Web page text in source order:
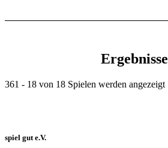
Ergebnisse
361 - 18 von 18 Spielen werden angezeigt
spiel gut e.V.